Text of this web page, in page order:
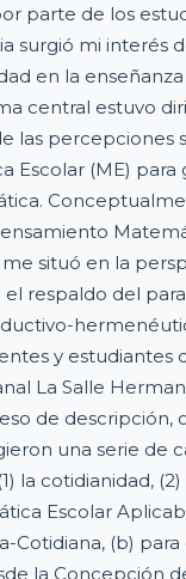
parte de los
surgió mi interés
en la
central estuvo
las percepciones
Escolar (ME)
situó en la
el respaldo del
y estudiantes
La Salle
de descripción,
una serie de
la cotidianidad,
Escolar
Cotidiana, (b) para
la Concepción